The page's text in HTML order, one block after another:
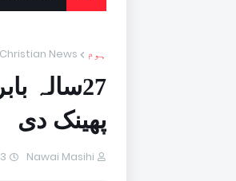
ہوم News
27سالہ
پھینک دی
Nawai Masihi